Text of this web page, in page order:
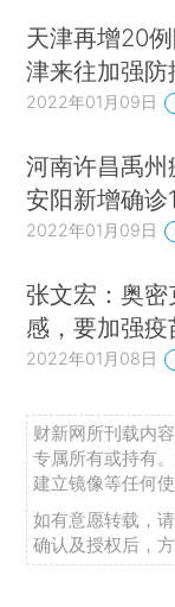
天津再增20
津来往加强防
2022年01月09日
河南许昌禹
安阳新增确诊
2022年01月09日
张文宏：奥
感，要加强疫
2022年01月08日
财新网所刊载内
专属所有或持有
建立镜像等任何使
如有意愿转载，
确认及授权后，方